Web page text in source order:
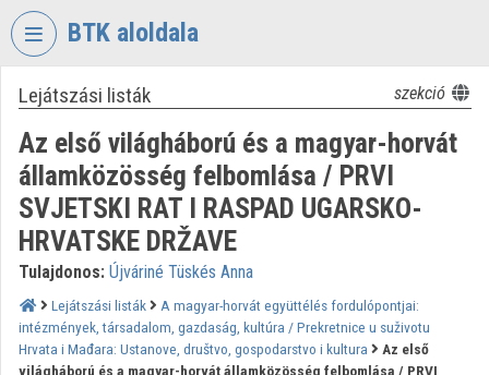
Fejléc kihagyása
BTK aloldala
VIDEOTORIUM
BÖLCSÉSZETTUDOMÁNYI
KUTATÓKÖZPONT
Intézményi kezdőlap
Bejelentkezés
Intézményi felfedezés
Kategóriák
Lejátszási listák szekció
Az első világháború és a magyar-horvát
államközösség felbomlása / PRVI
SVJETSKI RAT I RASPAD UGARSKO-
HRVATSKE DRŽAVE
Tulajdonos: Újváriné Tüskés Anna
Lejátszási listák
A magyar-horvát együttélés fordulópontjai:
intézmények, társadalom, gazdaság, kultúra / Prekretnice u suživotu
Hrvata i Mađara: Ustanove, društvo, gospodarstvo i kultura
Az első
világháború és a magyar-horvát államközösség felbomlása / PRVI